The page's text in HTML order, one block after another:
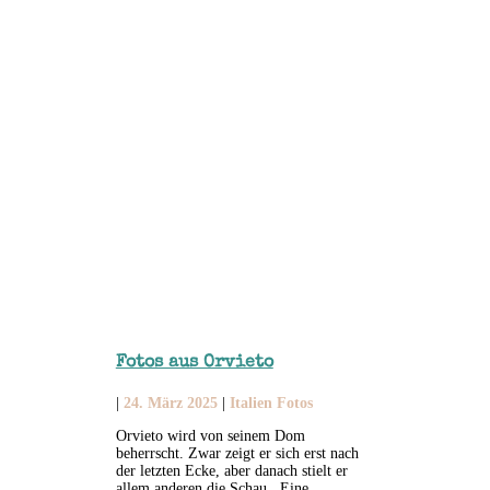
Fotos aus Orvieto
24. März 2025
Italien Fotos
Orvieto wird von seinem Dom
beherrscht. Zwar zeigt er sich erst nach
der letzten Ecke, aber danach stielt er